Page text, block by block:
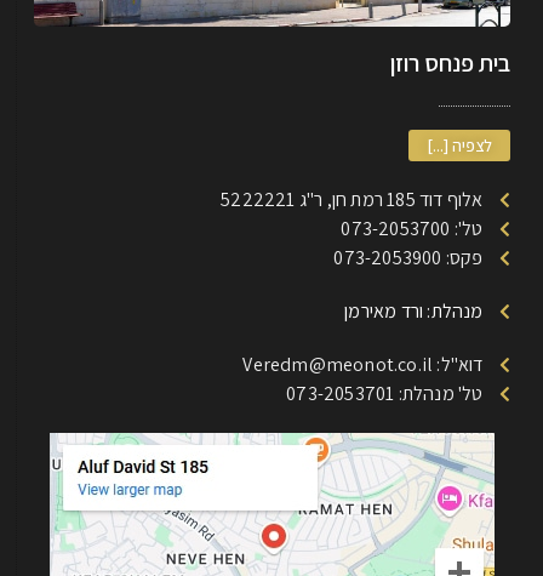
בית פנחס רוזן
לצפיה [...]
אלוף דוד 185 רמת חן, ר"ג 5222221
טל': 073-2053700
פקס: 073-2053900
מנהלת: ורד מאירמן
דוא"ל: Veredm@meonot.co.il
טל' מנהלת: 073-2053701